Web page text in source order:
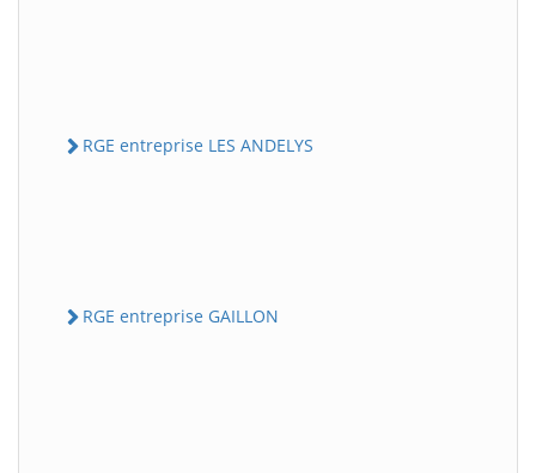
RGE entreprise LES ANDELYS
RGE entreprise GAILLON